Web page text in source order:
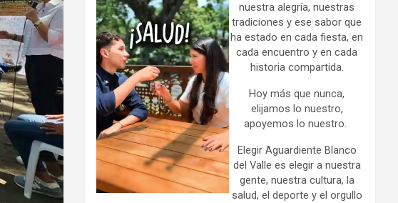
nuestra alegría, nuestras
tradiciones y ese sabor que
ha estado en cada fiesta, en
cada encuentro y en cada
historia compartida.
Hoy más que nunca,
elijamos lo nuestro,
apoyemos lo nuestro.
Elegir Aguardiente Blanco
del Valle es elegir a nuestra
gente, nuestra cultura, la
salud, el deporte y el orgullo